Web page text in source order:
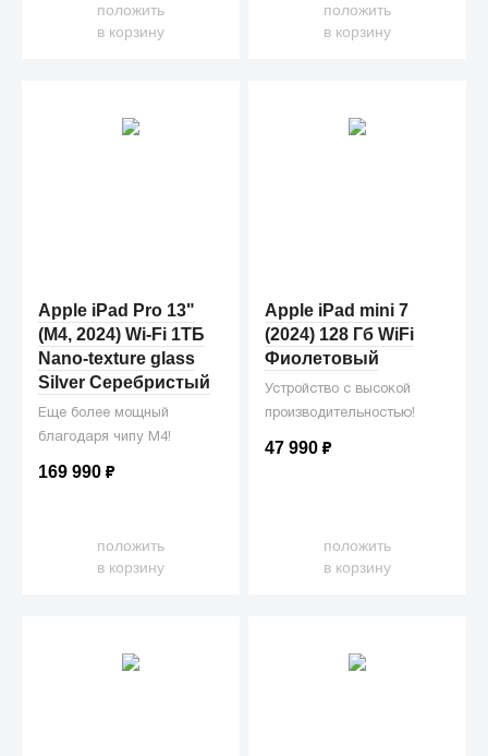
положить
в корзину
положить
в корзину
Apple iPad Pro 13"
(M4, 2024) Wi-Fi 1ТБ
Nano-texture glass
Silver Серебристый
Еще более мощный
благодаря чипу M4!
169 990₽
положить
в корзину
Apple iPad mini 7
(2024) 128 Гб WiFi
Фиолетовый
Устройство с высокой
производительностью!
47 990₽
положить
в корзину